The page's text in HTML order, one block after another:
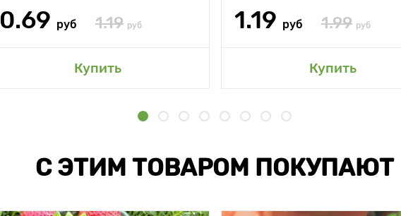
0.69 руб 1.19 руб
Купить
1.19 руб 1.99 руб
Купить
С ЭТИМ ТОВАРОМ ПОКУПАЮТ